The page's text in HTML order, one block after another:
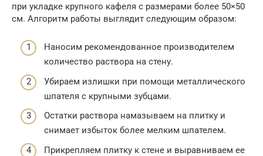
при укладке крупного кафеля с размерами более 50×50
см. Алгоритм работы выглядит следующим образом:
Наносим рекомендованное производителем
количество раствора на стену.
Убираем излишки при помощи металлического
шпателя с крупными зубцами.
Остатки раствора намазываем на плитку и
снимает избыток более мелким шпателем.
Прикрепляем плитку к стене и выравниваем ее